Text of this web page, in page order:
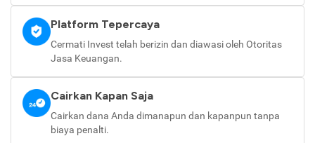
Platform Tepercaya
Cermati Invest telah berizin dan diawasi oleh Otoritas
Jasa Keuangan.
Cairkan Kapan Saja
Cairkan dana Anda dimanapun dan kapanpun tanpa
biaya penalti.